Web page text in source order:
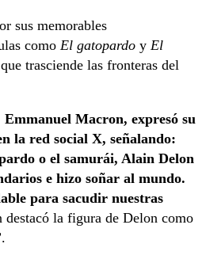
sus memorables
como El gatopardo y El
trasciende las fronteras del
Emmanuel Macron, expresó su
la red social X, señalando:
o el samurái, Alain Delon
e hizo soñar al mundo.
para sacudir nuestras
destacó la figura de Delon como